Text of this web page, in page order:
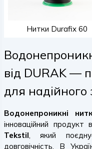
Нитки Durafix 60
від DURAK —
для надійного
Водонепроникні
інноваційний продукт
Tekstil, який
довговічність. В